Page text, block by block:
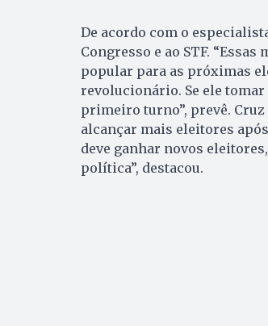
De acordo com o
Congresso e ao STF.
popular para as próximas
revolucionário. Se ele
primeiro turno”, prevê.
alcançar mais eleitores
deve ganhar novos
política”, destacou.